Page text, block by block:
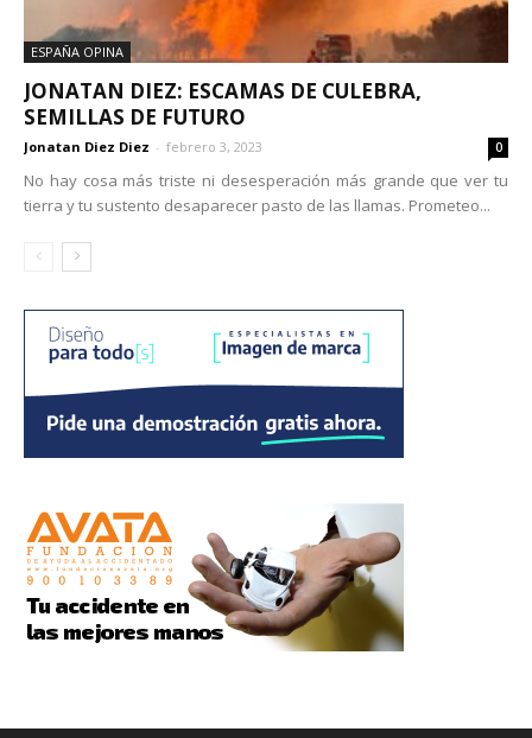
ESPAÑA OPINA
JONATAN DIEZ: ESCAMAS DE CULEBRA,
SEMILLAS DE FUTURO
Jonatan Diez Diez - febrero 3, 2023 0
No hay cosa más triste ni desesperación más grande que ver tu
tierra y tu sustento desaparecer pasto de las llamas. Prometeo...